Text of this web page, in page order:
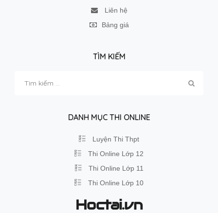
Liên hệ
Bảng giá
TÌM KIẾM
kiếm
DANH MỤC THI ONLINE
Luyện Thi Thpt
Thi Online Lớp 12
Thi Online Lớp 11
Thi Online Lớp 10
Hoctai.vn